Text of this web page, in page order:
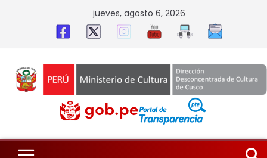
jueves, agosto 6, 2026